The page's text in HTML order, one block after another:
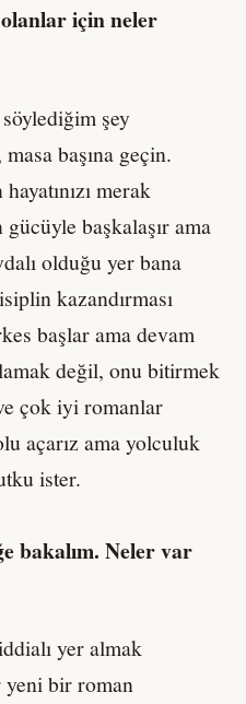
için neler
şey
başına geçin.
merak
başkalaşır ama
olduğu yer bana
kazandırması
başlar ama devam
değil, onu bitirmek
çok iyi romanlar
açarız ama yolculuk
ister.
bakalım. Neler var
yer almak
yeni bir roman